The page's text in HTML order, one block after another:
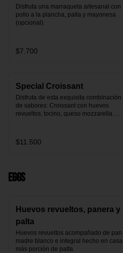
Disfruta una marraqueta artesanal con
pollo a la plancha, palta y mayonesa
(opcional).
$7.700
Special Croissant
Disfruta de esta exquisita combinación
de sabores: Croissant con huevos
revueltos, tocino, queso mozzarella
$11.500
Eggs
Huevos revueltos, panera y
palta
Huevos revueltos acompañado de pan
madre blanco e integral hecho en casa
más porción de palta.